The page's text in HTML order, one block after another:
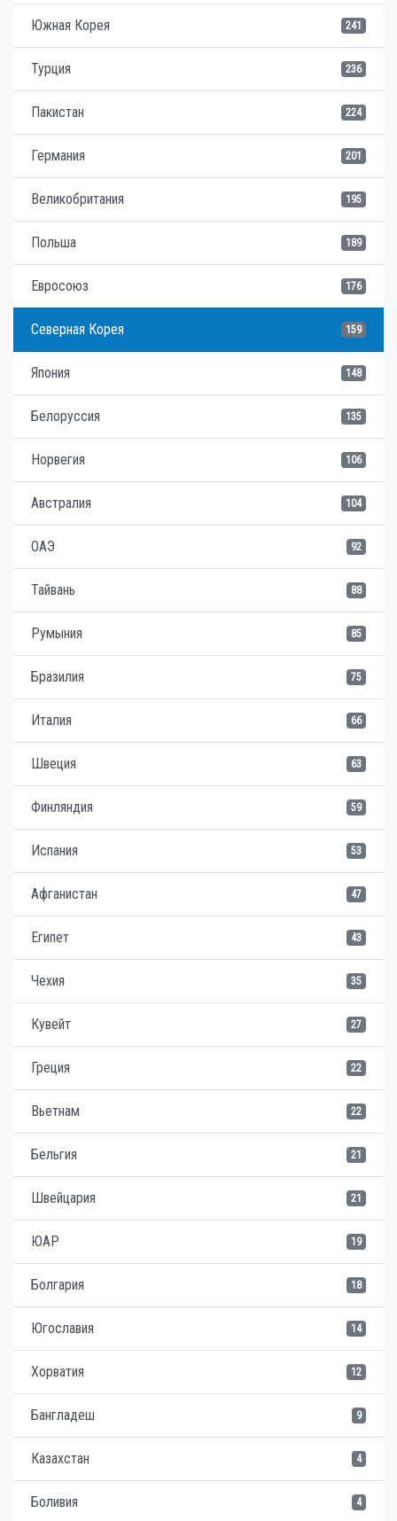
Южная Корея 241
Турция 236
Пакистан 224
Германия 201
Великобритания 195
Польша 189
Евросоюз 176
Северная Корея 159
Япония 148
Белоруссия 135
Норвегия 106
Австралия 104
ОАЭ 92
Тайвань 88
Румыния 85
Бразилия 75
Италия 66
Швеция 63
Финляндия 59
Испания 53
Афганистан 47
Египет 43
Чехия 35
Кувейт 27
Греция 22
Вьетнам 22
Бельгия 21
Швейцария 21
ЮАР 19
Болгария 18
Югославия 14
Хорватия 12
Бангладеш 9
Казахстан 4
Боливия 4